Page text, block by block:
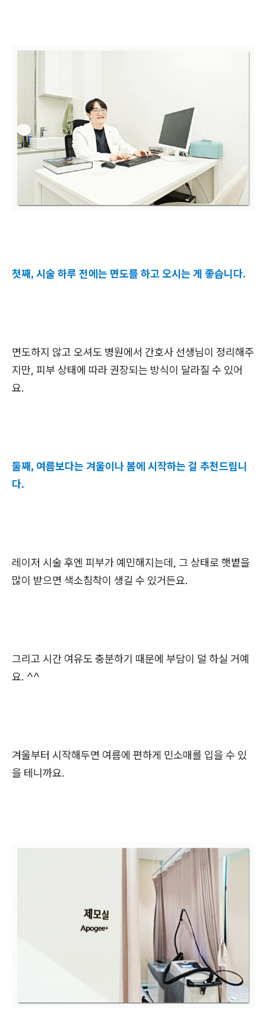
첫째, 시술 하루 전에는 면도를 하고 오시는 게 좋습니다.
면도하지 않고 오셔도 병원에서 간호사 선생님이 정리해주
지만, 피부 상태에 따라 권장되는 방식이 달라질 수 있어
요.
둘째, 여름보다는 겨울이나 봄에 시작하는 걸 추천드립니
다.
레이저 시술 후엔 피부가 예민해지는데, 그 상태로 햇볕을
많이 받으면 색소침착이 생길 수 있거든요.
그리고 시간 여유도 충분하기 때문에 부담이 덜 하실 거예
요. ^^
겨울부터 시작해두면 여름에 편하게 민소매를 입을 수 있
을 테니까요.